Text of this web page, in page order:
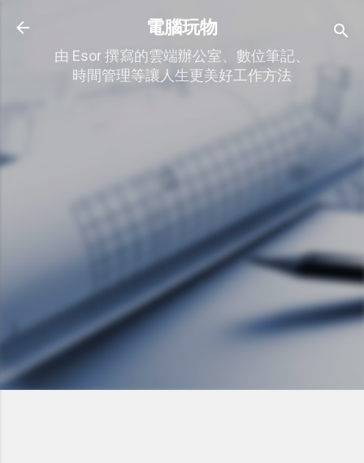
跳到主要內容
電腦玩物
由 Esor 撰寫的雲端辦公室、數位筆記、
時間管理等讓人生更美好工作方法